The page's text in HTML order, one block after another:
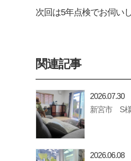
次回は5年点検でお伺い
関連記事
2026.07.30
新宮市 S
2026.06.08